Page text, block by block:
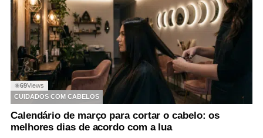
◉69Views
CUIDADOS COM CABELOS
Calendário de março para cortar o cabelo: os
melhores dias de acordo com a lua